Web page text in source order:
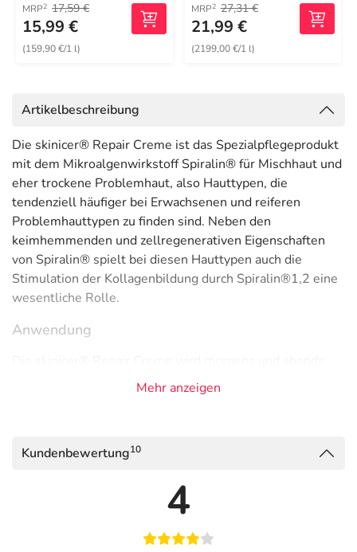
MRP2 17,59 €
15,99 €
(159,90 €/1 l)
MRP2 27,31 €
21,99 €
(2199,00 €/1 l)
Artikelbeschreibung
Die skinicer® Repair Creme ist das Spezialpflegeprodukt
mit dem Mikroalgenwirkstoff Spiralin® für Mischhaut und
eher trockene Problemhaut, also Hauttypen, die
tendenziell häufiger bei Erwachsenen und reiferen
Problemhauttypen zu finden sind. Neben den
keimhemmenden und zellregenerativen Eigenschaften
von Spiralin® spielt bei diesen Hauttypen auch die
Stimulation der Kollagenbildung durch Spiralin®1,2 eine
wesentliche Rolle.
Anwendung
nach der Reinigung mit dem skinicer® Repair Cleanser
auf Gesicht und Hals aufgetragen.
Aqua Wasser, Alcohol denat.* Weingeist*, Cetearyl
Alcohol pflanzl. Fettalkohol, Vitis Vinifera Seed Oil
Traubenkernöl, Cocos Nucifera Oil* Kokosöl*, Dicapryl
Ether pflanzl. Ölkomponente, Salix Alba Bark Extract*
Weidenrindenextrakt*, Glycyrrhiza Glabra Root Extract*
Mehr anzeigen
Kundenbewertung10
4